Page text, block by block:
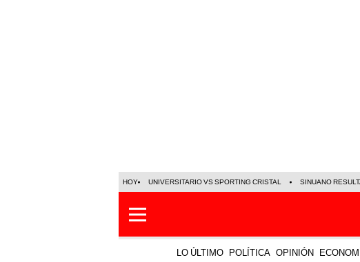
HOY UNIVERSITARIO VS SPORTING CRISTAL SINUANO
LO ÚLTIMO POLÍTICA OPINIÓN